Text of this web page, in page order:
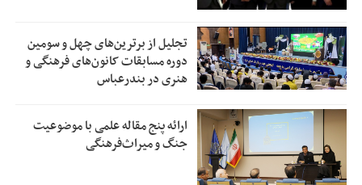
تجلیل از بر‌ترین‌های چهل و سومین
دوره مسابقات کانون‌های فرهنگی و
هنری در بندرعباس
ارائه پنج مقاله علمی با موضوعیت
جنگ و میراث‌فرهنگی